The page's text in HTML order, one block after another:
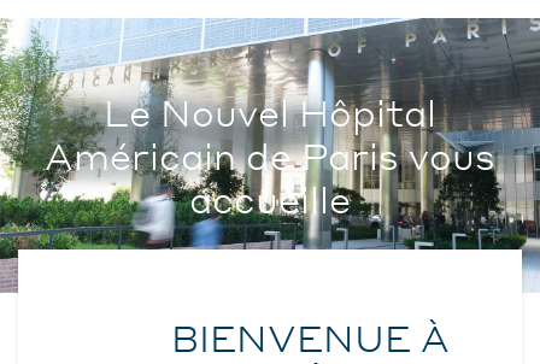
Le Nouvel Hôpital
Américain de Paris vous
accueille
BIENVENUE À